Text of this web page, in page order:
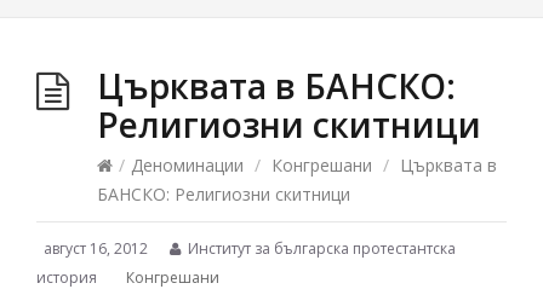
Църквата в БАНСКО:
Религиозни скитници
/ Деноминации / Конгрешани / Църквата в
БАНСКО: Религиозни скитници
август 16, 2012
Институт за българска протестантска
история
Конгрешани